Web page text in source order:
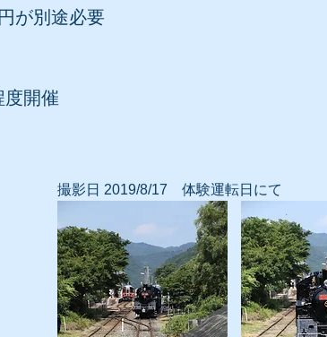
が別途必要
開催
撮影日 2019/8/17 体験運転日にて